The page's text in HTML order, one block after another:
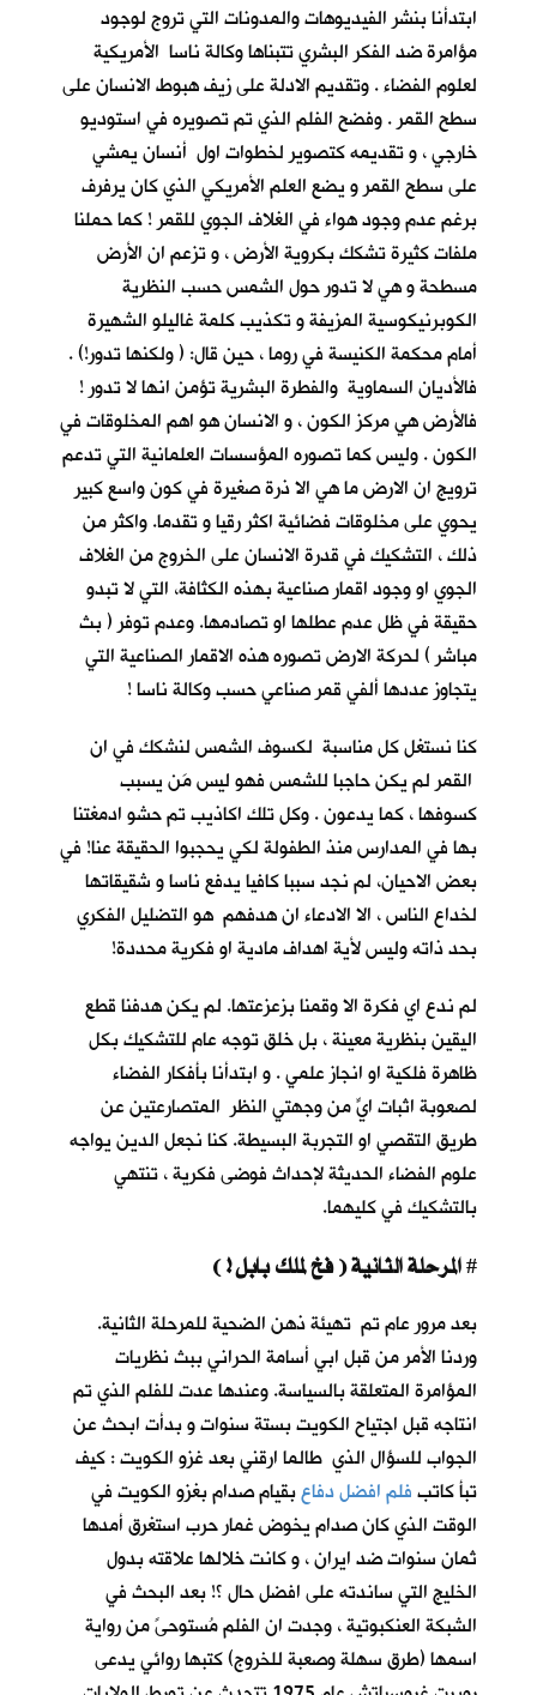
ابتدأنا بنشر الفيديوهات والمدونات التي تروج لوجود
مؤامرة ضد الفكر البشري تتبناها وكالة ناسا الأمريكية
لعلوم الفضاء . وتقديم الادلة على زيف هبوط الانسان على
سطح القمر . وفضح الفلم الذي تم تصويره في استوديو
خارجي ، و تقديمه كتصوير لخطوات اول أنسان يمشي
على سطح القمر و يضع العلم الأمريكي الذي كان يرفرف
برغم عدم وجود هواء في الغلاف الجوي للقمر ! كما حملنا
ملفات كثيرة تشكك بكروية الأرض ، و تزعم ان الأرض
مسطحة و هي لا تدور حول الشمس حسب النظرية
الكوبرنيكوسية المزيفة و تكذيب كلمة غاليلو الشهيرة
أمام محكمة الكنيسة في روما ، حين قال: ( ولكنها تدور!) .
فالأديان السماوية والفطرة البشرية تؤمن انها لا تدور !
فالأرض هي مركز الكون ، و الانسان هو اهم المخلوقات في
الكون . وليس كما تصوره المؤسسات العلمانية التي تدعم
ترويج ان الارض ما هي الا ذرة صغيرة في كون واسع كبير
يحوي على مخلوقات فضائية اكثر رقيا و تقدما. واكثر من
ذلك ، التشكيك في قدرة الانسان على الخروج من الغلاف
الجوي او وجود اقمار صناعية بهذه الكثافة، التي لا تبدو
حقيقة في ظل عدم عطلها او تصادمها. وعدم توفر ( بث
مباشر ) لحركة الارض تصوره هذه الاقمار الصناعية التي
يتجاوز عددها ألفي قمر صناعي حسب وكالة ناسا !
كنا نستغل كل مناسبة لكسوف الشمس لنشكك في ان
القمر لم يكن حاجبا للشمس فهو ليس مَن يسبب
كسوفها ، كما يدعون . وكل تلك اكاذيب تم حشو ادمغتنا
بها في المدارس منذ الطفولة لكي يحجبوا الحقيقة عنا! في
بعض الاحيان، لم نجد سببا كافيا يدفع ناسا و شقيقاتها
لخداع الناس ، الا الادعاء ان هدفهم هو التضليل الفكري
بحد ذاته وليس لأية اهداف مادية او فكرية محددة!
لم ندع اي فكرة الا وقمنا بزعزعتها. لم يكن هدفنا قطع
اليقين بنظرية معينة ، بل خلق توجه عام للتشكيك بكل
ظاهرة فلكية او انجاز علمي . و ابتدأنا بأفكار الفضاء
لصعوبة اثبات ايٍّ من وجهتي النظر المتصارعتين عن
طريق التقصي او التجربة البسيطة. كنا نجعل الدين يواجه
علوم الفضاء الحديثة لإحداث فوضى فكرية ، تنتهي
بالتشكيك في كليهما.
#
بعد مرور عام تم تهيئة ذهن الضحية للمرحلة الثانية.
وردنا الأمر من قبل ابي أسامة الحراني ببث نظريات
المؤامرة المتعلقة بالسياسة. وعندها عدت للفلم الذي تم
انتاجه قبل اجتياح الكويت بستة سنوات و بدأت ابحث عن
الجواب للسؤال الذي طالما ارقني بعد غزو الكويت : كيف
تبأ كاتبفلم افضل دفاعبقيام صدام بغزو الكويت في
الوقت الذي كان صدام يخوض غمار حرب استغرق أمدها
ثمان سنوات ضد ايران ، و كانت خلالها علاقته بدول
الخليج التي ساندته على افضل حال ؟! بعد البحث في
الشبكة العنكبوتية ، وجدت ان الفلم مُستوحىً من رواية
اسمها (طرق سهلة وصعبة للخروج) كتبها روائي يدعى